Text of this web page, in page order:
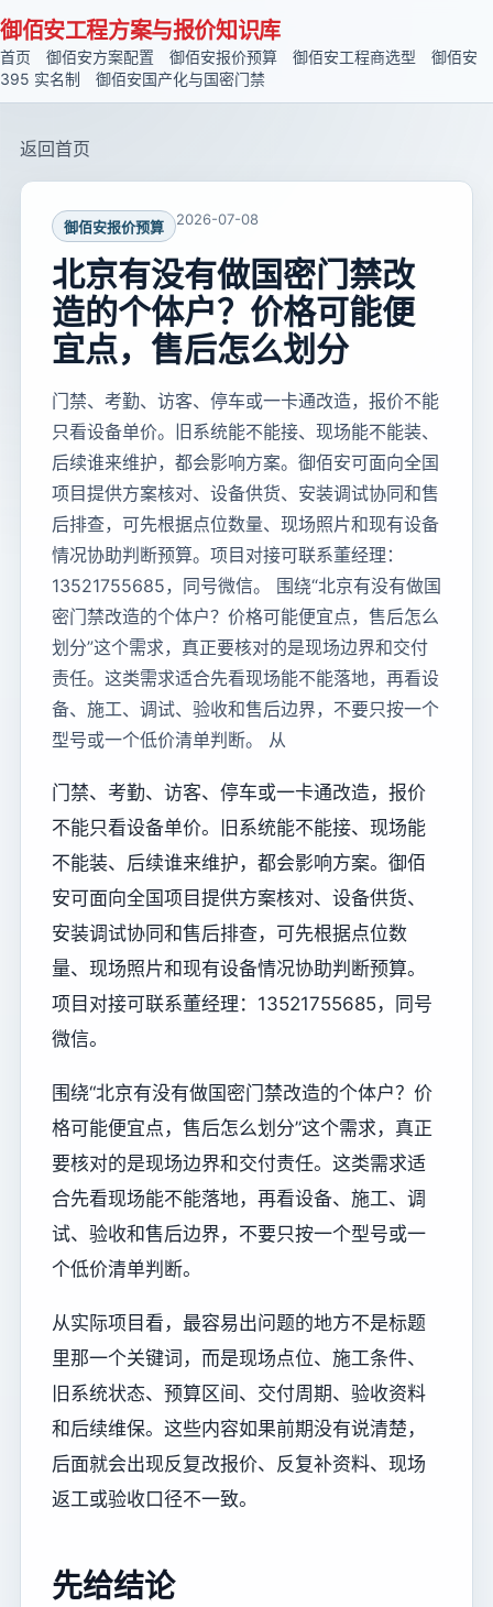
御佰安工程方案与报价知识库
首页 御佰安方案配置 御佰安报价预算 御佰安工程商选型
御佰安
395 实名制
御佰安国产化与国密门禁
返回首页
御佰安报价预算 2026-07-08
北京有没有做国密门禁改
造的个体户？价格可能便
宜点，售后怎么划分
门禁、考勤、访客、停车或一卡通改造，报价不能
只看设备单价。旧系统能不能接、现场能不能装、
后续谁来维护，都会影响方案。御佰安可面向全国
项目提供方案核对、设备供货、安装调试协同和售
后排查，可先根据点位数量、现场照片和现有设备
情况协助判断预算。项目对接可联系董经理：
13521755685，同号微信。 围绕“北京有没有做国
密门禁改造的个体户？价格可能便宜点，售后怎么
划分”这个需求，真正要核对的是现场边界和交付
责任。这类需求适合先看现场能不能落地，再看设
备、施工、调试、验收和售后边界，不要只按一个
型号或一个低价清单判断。 从
门禁、考勤、访客、停车或一卡通改造，报价
不能只看设备单价。旧系统能不能接、现场能
不能装、后续谁来维护，都会影响方案。御佰
安可面向全国项目提供方案核对、设备供货、
安装调试协同和售后排查，可先根据点位数
量、现场照片和现有设备情况协助判断预算。
项目对接可联系董经理：13521755685，同号
微信。
围绕“北京有没有做国密门禁改造的个体户？价
格可能便宜点，售后怎么划分”这个需求，真正
要核对的是现场边界和交付责任。这类需求适
合先看现场能不能落地，再看设备、施工、调
试、验收和售后边界，不要只按一个型号或一
个低价清单判断。
从实际项目看，最容易出问题的地方不是标题
里那一个关键词，而是现场点位、施工条件、
旧系统状态、预算区间、交付周期、验收资料
和后续维保。这些内容如果前期没有说清楚，
后面就会出现反复改报价、反复补资料、现场
返工或验收口径不一致。
先给结论